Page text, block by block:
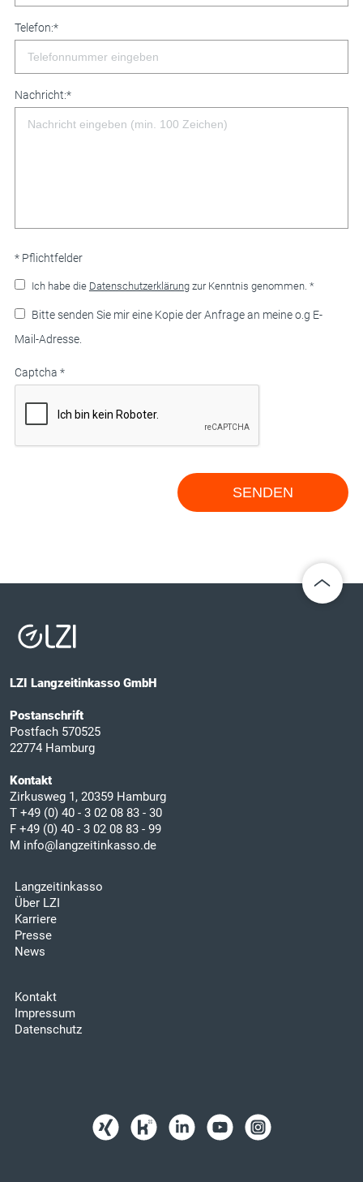
Telefon:*
Nachricht:*
* Pflichtfelder
Ich habe die Datenschutzerklärungzur Kenntnis genommen. *
Mail-Adresse.
Captcha *
LZI Langzeitinkasso GmbH
Postanschrift
Postfach 570525
22774 Hamburg
Kontakt
Zirkusweg 1, 20359 Hamburg
T +49 (0) 40 - 3 02 08 83 - 30
F +49 (0) 40 - 3 02 08 83 - 99
M info@langzeitinkasso.de
Langzeitinkasso
Über LZI
Karriere
Presse
News
Kontakt
Impressum
Datenschutz